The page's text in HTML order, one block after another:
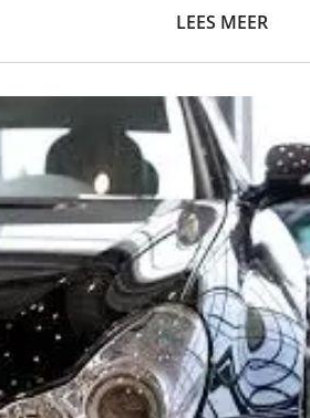
LEES MEER